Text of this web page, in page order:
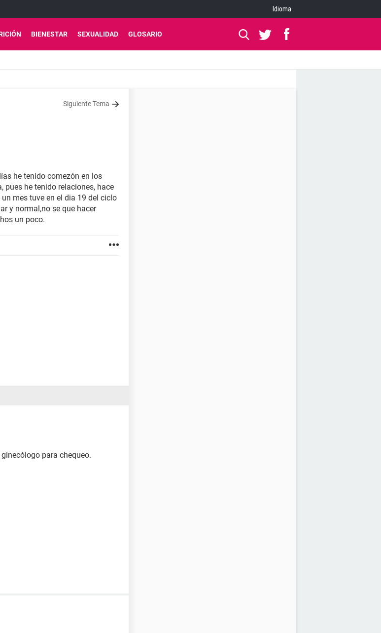
Idioma
BIENESTAR SEXUALIDAD GLOSARIO
Siguiente Tema
he tenido comezón en los
pues he tenido relaciones, hace
mes tuve en el dia 19 del ciclo
y normal,no se que hacer
un poco.
para chequeo.